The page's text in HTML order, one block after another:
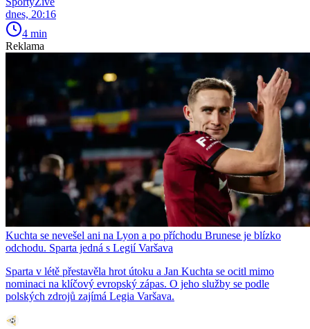
dnes, 20:16
4 min
Reklama
Kuchta se nevešel ani na Lyon a po příchodu Brunese je blízko
odchodu. Sparta jedná s Legií Varšava
Sparta v létě přestavěla hrot útoku a Jan Kuchta se ocitl mimo
nominaci na klíčový evropský zápas. O jeho služby se podle
polských zdrojů zajímá Legia Varšava.